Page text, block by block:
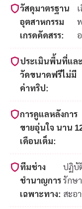
วัสดุมาตรฐาน
อุตสาหกรรม
เกรดคัดสรร:
ประเมินพื้นที่และ
วัดขนาดฟรีไม่มี
ค่าทริป:
การดูแลหลังการ
ขายอุ่นใจ นาน
เดือนเต็ม:
ทีมช่าง
ชำนาญการ
เฉพาะทาง:
ปฏิบั
รักษ
สะอ